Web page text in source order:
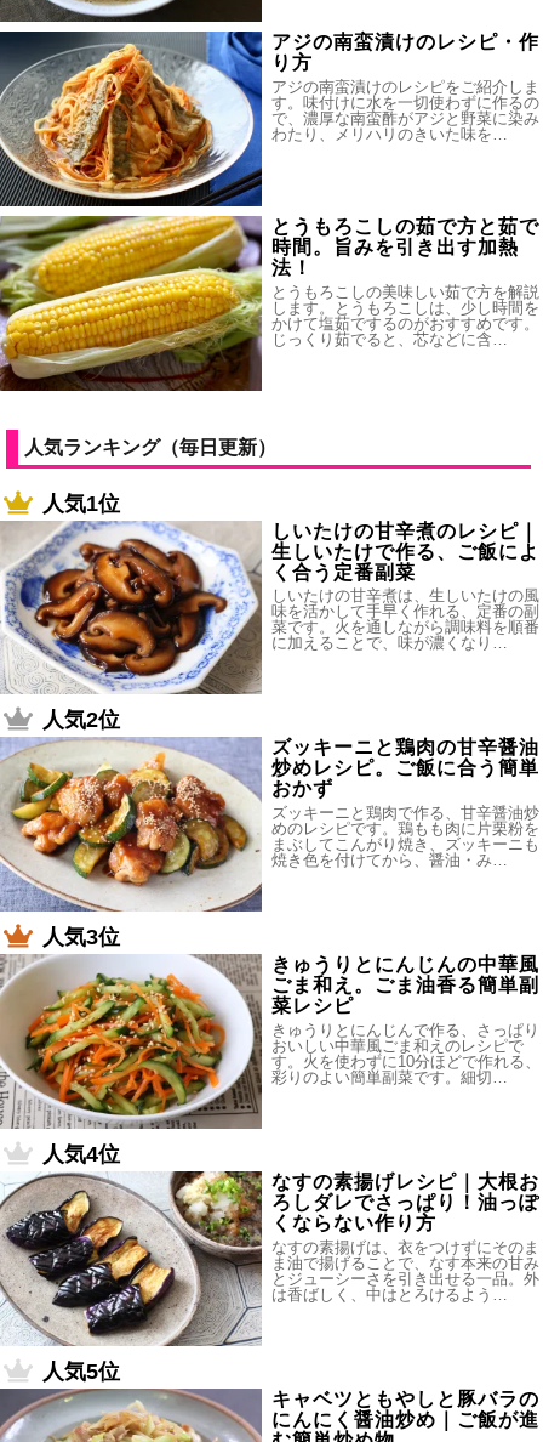
アジの南蛮漬けのレシピ・作
り方
アジの南蛮漬けのレシピをご紹介しま
す。味付けに水を一切使わずに作るの
で、濃厚な南蛮酢がアジと野菜に染み
わたり、メリハリのきいた味を…
とうもろこしの茹で方と茹で
時間。旨みを引き出す加熱
法！
とうもろこしの美味しい茹で方を解説
します。とうもろこしは、少し時間を
かけて塩茹でするのがおすすめです。
じっくり茹でると、芯などに含…
人気ランキング（毎日更新）
人気1位
しいたけの甘辛煮のレシピ｜
生しいたけで作る、ご飯によ
く合う定番副菜
しいたけの甘辛煮は、生しいたけの風
味を活かして手早く作れる、定番の副
菜です。火を通しながら調味料を順番
に加えることで、味が濃くなり…
人気2位
ズッキーニと鶏肉の甘辛醤油
炒めレシピ。ご飯に合う簡単
おかず
ズッキーニと鶏肉で作る、甘辛醤油炒
めのレシピです。鶏もも肉に片栗粉を
まぶしてこんがり焼き、ズッキーニも
焼き色を付けてから、醤油・み…
人気3位
きゅうりとにんじんの中華風
ごま和え。ごま油香る簡単副
菜レシピ
きゅうりとにんじんで作る、さっぱり
おいしい中華風ごま和えのレシピで
す。火を使わずに10分ほどで作れる、
彩りのよい簡単副菜です。細切…
人気4位
なすの素揚げレシピ｜大根お
ろしダレでさっぱり！油っぽ
くならない作り方
なすの素揚げは、衣をつけずにそのま
ま油で揚げることで、なす本来の甘み
とジューシーさを引き出せる一品。外
は香ばしく、中はとろけるよう…
人気5位
キャベツともやしと豚バラの
にんにく醤油炒め｜ご飯が進